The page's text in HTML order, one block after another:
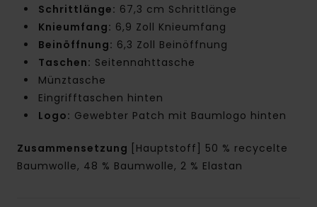
Schrittlänge: 67,3 cm Schrittlänge
Knieumfang: 6,9 Zoll Knieumfang
Beinöffnung: 6,3 Zoll Beinöffnung
Taschen: Seitennahttasche
Münztasche
Eingrifftaschen hinten
Logo: Gewebter Patch mit Baumlogo hinten
Zusammensetzung
[Hauptstoff] 50 % recycelte
Baumwolle, 48 % Baumwolle, 2 % Elastan